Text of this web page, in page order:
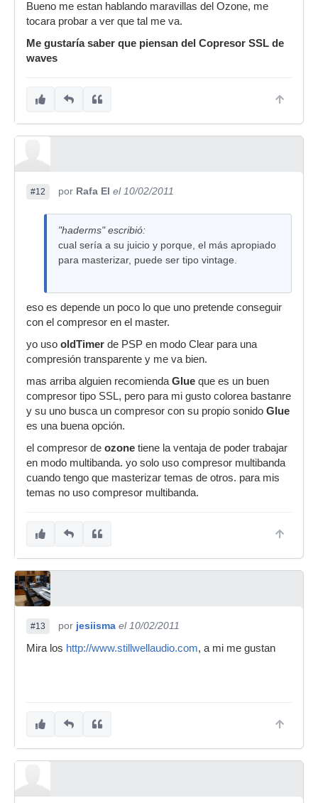
Bueno me estan hablando maravillas del Ozone, me
tocara probar a ver que tal me va.
Me gustaría saber que piensan del Copresor SSL de
waves
#12 por Rafa El el 10/02/2011
"haderms" escribió:
cual sería a su juicio y porque, el más apropiado
para masterizar, puede ser tipo vintage.
eso es depende un poco lo que uno pretende conseguir
con el compresor en el master.
yo uso oldTimer de PSP en modo Clear para una
compresión transparente y me va bien.
mas arriba alguien recomienda Glue que es un buen
compresor tipo SSL, pero para mi gusto colorea bastanre
y su uno busca un compresor con su propio sonido Glue
es una buena opción.
el compresor de ozone tiene la ventaja de poder trabajar
en modo multibanda. yo solo uso compresor multibanda
cuando tengo que masterizar temas de otros. para mis
temas no uso compresor multibanda.
#13 por jesiisma el 10/02/2011
Mira los http://www.stillwellaudio.com, a mi me gustan